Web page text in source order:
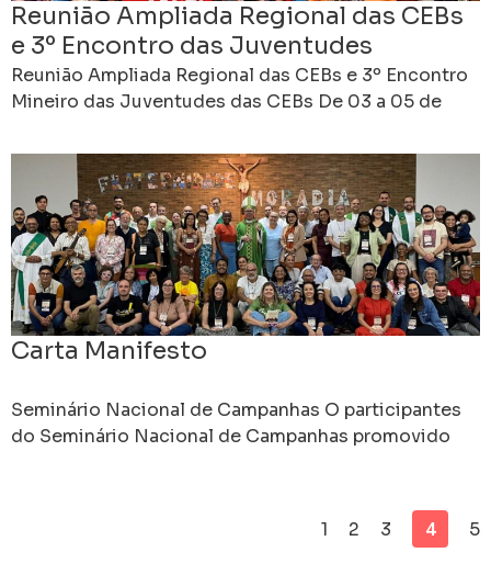
Reunião Ampliada Regional das CEBs
e 3º Encontro das Juventudes
Reunião Ampliada Regional das CEBs e 3º Encontro
Mineiro das Juventudes das CEBs De 03 a 05 de
Carta Manifesto
Seminário Nacional de Campanhas O participantes
do Seminário Nacional de Campanhas promovido
1
2 3 4 5